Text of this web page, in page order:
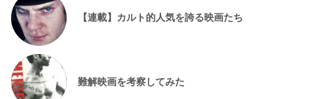
【連載】カルト的人気を誇る映画たち
難解映画を考察してみた